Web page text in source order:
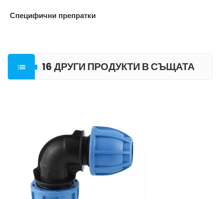
Специфични препратки

16 ДРУГИ ПРОДУКТИ В СЪЩАТА